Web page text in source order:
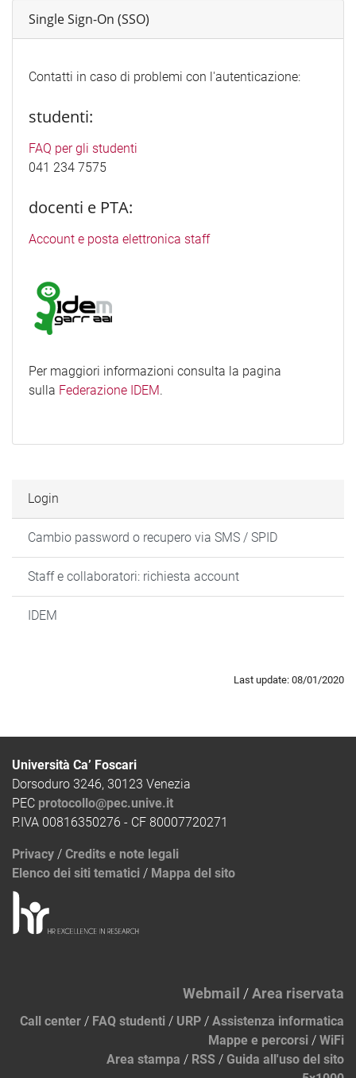
Single Sign-On (SSO)
Contatti in caso di problemi con l'autenticazione:
studenti:
FAQ per gli studenti
041 234 7575
docenti e PTA:
Account e posta elettronica staff
Per maggiori informazioni consulta la pagina
sulla Federazione IDEM.
Login
Cambio password o recupero via SMS / SPID
Staff e collaboratori: richiesta account
IDEM
Last update: 08/01/2020
Università Ca’ Foscari
Dorsoduro 3246, 30123 Venezia
PEC protocollo@pec.unive.it
P.IVA 00816350276 - CF 80007720271
Privacy / Credits e note legali
Elenco dei siti tematici / Mappa del sito
Webmail /Area riservata
Call center / FAQ studenti / URP / Assistenza informatica
Mappe e percorsi / WiFi
Area stampa / RSS / Guida all'uso del sito